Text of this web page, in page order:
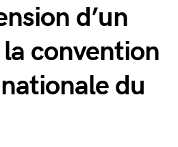
d’un
convention
du